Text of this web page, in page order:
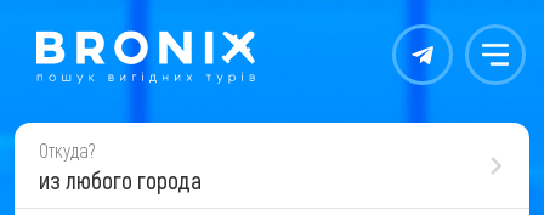
Контакты Меню
Откуда?
из любого города